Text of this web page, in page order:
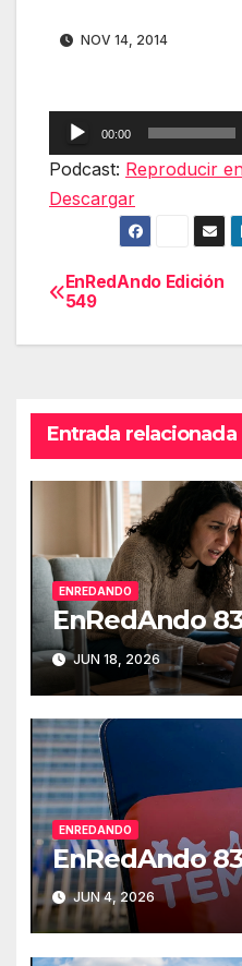
NOV 14, 2014
Reproductor
de
00:00
Podcast: Reproducir
Descargar
Navegación
de
EnRedAndo Edición
549
Entrada relacionada
ENREDANDO
EnRedAndo
JUN 18, 2026
ENREDANDO
EnRedAndo
JUN 4, 2026